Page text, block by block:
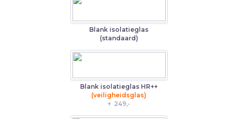
Blank isolatieglas
(standaard)
Blank isolatieglas HR++
(veiligheidsglas)
+ 249,-